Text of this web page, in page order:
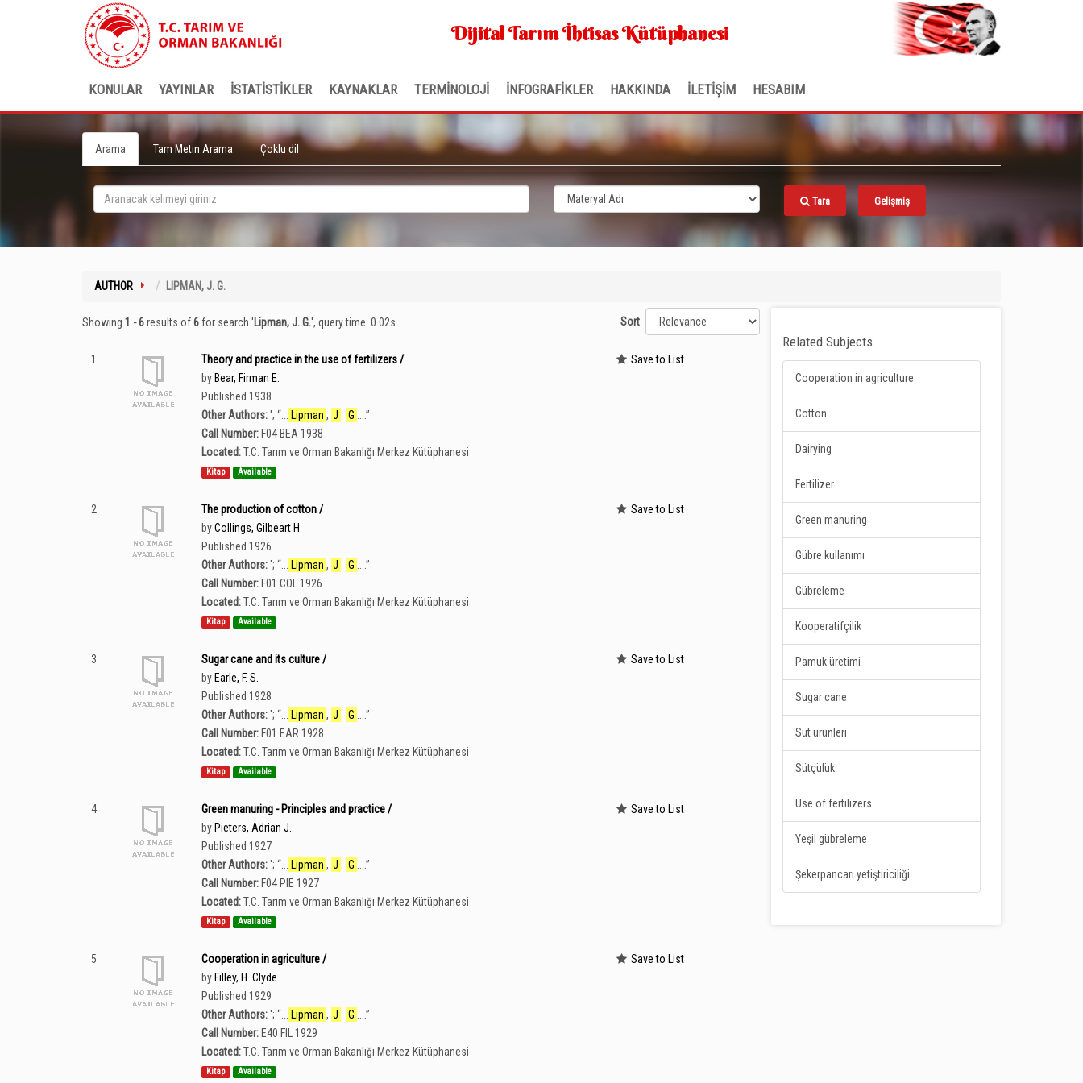
Dijital Tarım İhtisas Kütüphanesi
KONULAR YAYINLAR İSTATİSTİKLER KAYNAKLAR TERMİNOLOJİ İNFOGRAFİKLER HAKKINDA İLETİŞİM HESABIM
Arama Tam Metin Arama Çoklu dil
Tara Gelişmiş
AUTHOR LIPMAN, J. G.
Showing 1 - 6results of6for search 'Lipman, J. G.', query time: 0.02s Sort
1
Theory and practice in the use of fertilizers /
by Bear, Firman E.
Published 1938
Other Authors:'; “ Lipman , J G
”
Call Number: F04 BEA 1938
Located:T.C. Tarım ve Orman Bakanlığı Merkez Kütüphanesi
Kitap Available
Save to List
2
The production of cotton /
byCollings, Gilbeart H.
Published 1926
Other Authors:'; “ Lipman , J G
”
Call Number: F01 COL 1926
Located:T.C. Tarım ve Orman Bakanlığı Merkez Kütüphanesi
Kitap Available
Save to List
3
Sugar cane and its culture /
by Earle, F. S.
Published 1928
Other Authors:'; “ Lipman , J G
”
Call Number: F01 EAR 1928
Located:T.C. Tarım ve Orman Bakanlığı Merkez Kütüphanesi
Kitap Available
Save to List
4
Green manuring - Principles and practice /
by Pieters, Adrian J.
Published 1927
Other Authors:'; “ Lipman , J G
”
Call Number: F04 PIE 1927
Located:T.C. Tarım ve Orman Bakanlığı Merkez Kütüphanesi
Kitap Available
Save to List
5
Cooperation in agriculture /
by Filley, H. Clyde.
Published 1929
Other Authors:'; “ Lipman , J G
”
Call Number: E40 FIL 1929
Located:T.C. Tarım ve Orman Bakanlığı Merkez Kütüphanesi
Kitap Available
Save to List
Related Subjects
Cooperation in agriculture
Cotton
Dairying
Fertilizer
Green manuring
Gübre kullanımı
Gübreleme
Kooperatifçilik
Pamuk üretimi
Sugar cane
Süt ürünleri
Sütçülük
Use of fertilizers
Yeşil gübreleme
Şekerpancarı yetiştiriciliği